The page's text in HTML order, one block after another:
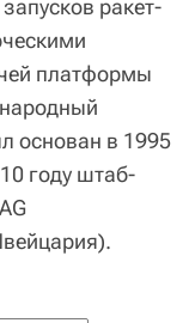
ракет-
платформы
основан в 1995
году штаб-